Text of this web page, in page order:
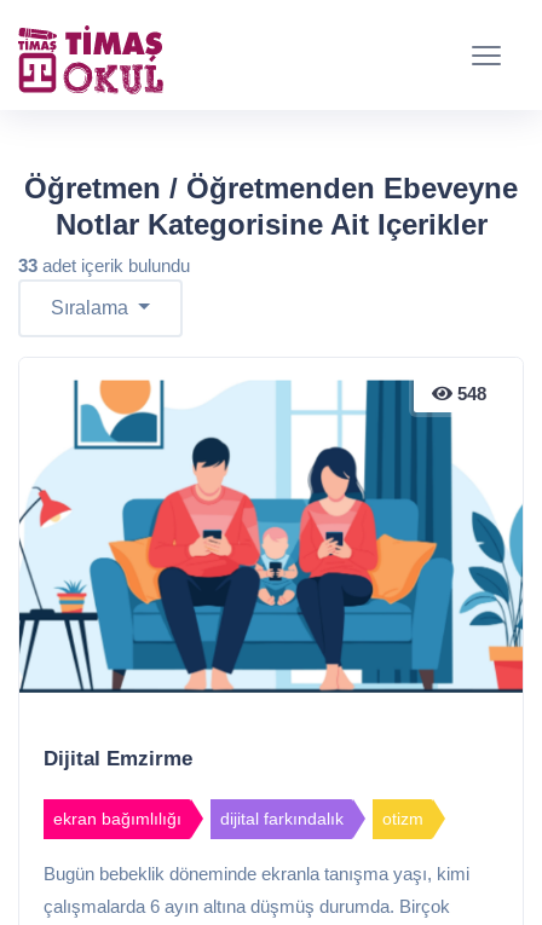
Öğretmen / Öğretmenden Ebeveyne
Notlar Kategorisine Ait Içerikler
33 adet içerik bulundu
Sıralama
548
Dijital Emzirme
ekran bağımlılığı dijital farkındalık otizm
Bugün bebeklik döneminde ekranla tanışma yaşı, kimi
çalışmalarda 6 ayın altına düşmüş durumda. Birçok